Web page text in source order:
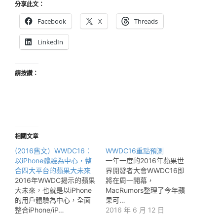
分享此文：
Facebook X Threads
LinkedIn
請按讚：
相關文章
(2016舊文）WWDC16：
以iPhone體驗為中心，整
合四大平台的蘋果大未來
2016年WWDC揭示的蘋果
大未來，也就是以iPhone
的用戶體驗為中心，全面
整合iPhone/iP…
WWDC16重點預測
一年一度的2016年蘋果世
界開發者大會WWDC16即
將在周一開幕，
MacRumors整理了今年蘋
果可…
2016 年 6 月 12 日